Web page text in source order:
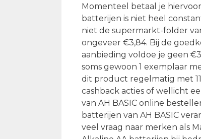
Momenteel betaal je hiervoor
batterijen is niet heel
niet de supermarkt-folder
ongeveer €3,84. Bij de
aanbieding voldoe je geen
soms gewoon 1 exemplaar
dit product regelmatig met
cashback acties of wellicht
van AH BASIC online
batterijen van AH BASIC
veel vraag naar merken als